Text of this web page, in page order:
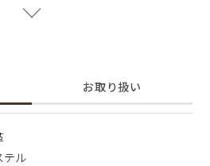
しく守ります。
HOLLYWOODで人気のダブルリ
ました。
りのアイテムです。
お取り扱い
テル